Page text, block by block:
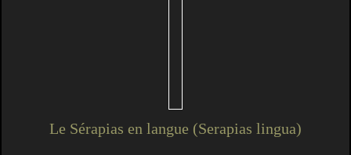
Le Sérapias en langue (Serapias lingua)